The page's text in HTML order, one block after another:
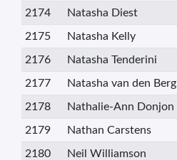
2174 Natasha Diest
2175 Natasha Kelly
2176 Natasha Tenderini
2177 Natasha van den Berg
2178 Nathalie-Ann Donjon
2179 Nathan Carstens
2180 Neil Williamson